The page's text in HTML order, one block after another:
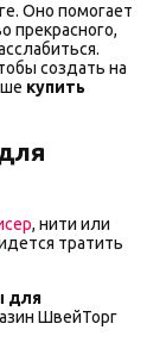
Оно помогает
прекрасного,
создать на
купить
, нити или
тратить
для
ШвейТорг